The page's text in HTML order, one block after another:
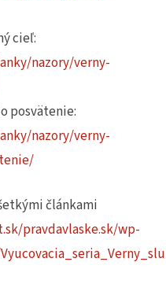
cieľ:
nazory/verny-
posvätenie:
nazory/verny-
článkami
pravdavlaske.sk/wp-